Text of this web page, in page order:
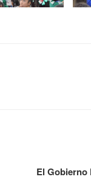
El Gobierno